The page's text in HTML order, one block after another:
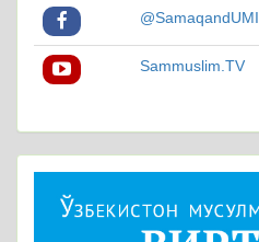
Sammuslim.TV